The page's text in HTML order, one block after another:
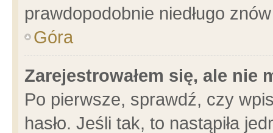
prawdopodobnie niedługo
Góra
Zarejestrowałem się, ale nie
Po pierwsze, sprawdź, czy
hasło. Jeśli tak, to nastąpiła